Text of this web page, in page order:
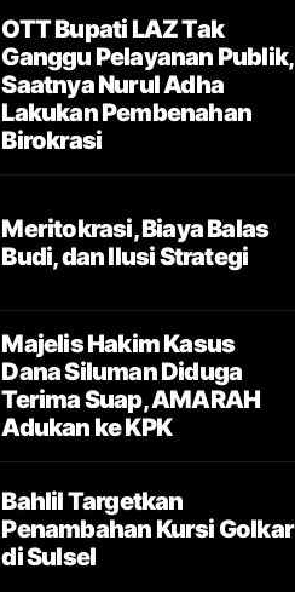
OTT Bupati LAZ Tak
Ganggu Pelayanan Publik,
Saatnya Nurul Adha
Lakukan Pembenahan
Birokrasi
Meritokrasi, Biaya Balas
Budi, dan Ilusi Strategi
Majelis Hakim Kasus
Dana Siluman Diduga
Terima Suap, AMARAH
Adukan ke KPK
Bahlil Targetkan
Penambahan Kursi Golkar
di Sulsel